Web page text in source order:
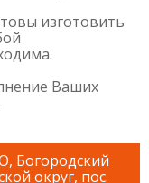
изготовить
Ваших
Богородский
округ, пос.